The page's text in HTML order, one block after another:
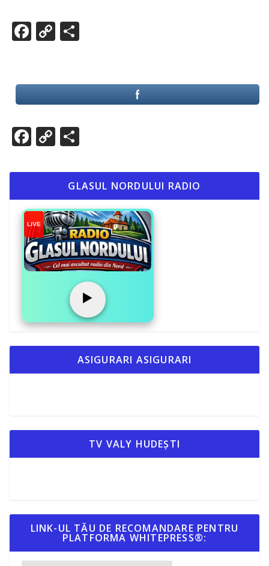
Facebook
CopyPartajează
Facebook
CopyPartajează
GLASUL NORDULUI RADIO
LIVE
▶️
ASIGURARI ASIGURARI
TV VALY HUDEȘTI
LINK-UL TĂU DE RECOMANDARE PENTRU
PLATFORMA WHITEPRESS®: